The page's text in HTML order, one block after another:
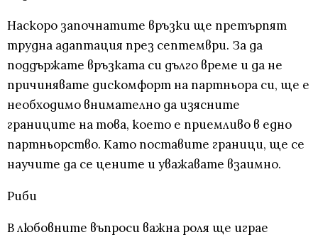
Наскоро започнатите връзки ще претърпят
трудна адаптация през септември. За да
поддържате връзката си дълго време и да не
причинявате дискомфорт на партньора си, ще е
необходимо внимателно да изясните
границите на това, което е приемливо в едно
партньорство. Като поставите граници, ще се
научите да се цените и уважавате взаимно.
Риби
В любовните въпроси важна роля ще играе